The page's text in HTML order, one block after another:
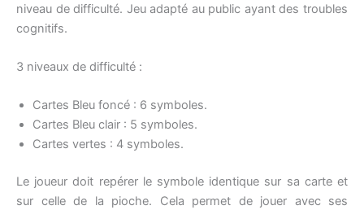
niveau de difficulté. Jeu adapté au public ayant des troubles
cognitifs.
3 niveaux de difficulté :
Cartes Bleu foncé : 6 symboles.
Cartes Bleu clair : 5 symboles.
Cartes vertes : 4 symboles.
Le joueur doit repérer le symbole identique sur sa carte et
sur celle de la pioche. Cela permet de jouer avec ses